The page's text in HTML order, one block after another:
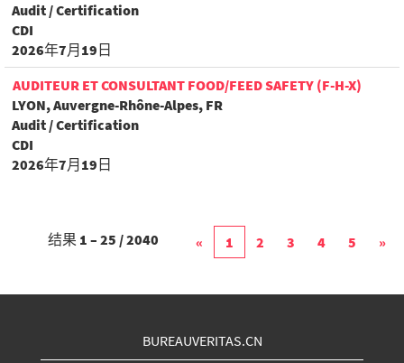
Audit / Certification
CDI
2026年7月19日
AUDITEUR ET CONSULTANT FOOD/FEED SAFETY (F-H-X)
LYON, Auvergne-Rhône-Alpes, FR
Audit / Certification
CDI
2026年7月19日
结果 1 – 25 /2040 « 1 2 3 4 5 »
BUREAUVERITAS.CN